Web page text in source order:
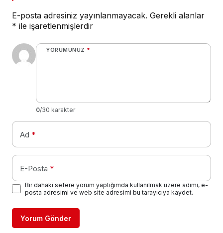
E-posta adresiniz yayınlanmayacak. Gerekli alanlar
* ile işaretlenmişlerdir
YORUMUNUZ *
0/30 karakter
Ad *
E-Posta *
Bir dahaki sefere yorum yaptığımda kullanılmak üzere adımı, e-
posta adresimi ve web site adresimi bu tarayıcıya kaydet.
Yorum Gönder